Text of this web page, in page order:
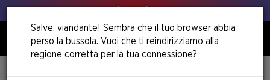
Salve, viandante! Sembra che il tuo browser abbia
perso la bussola. Vuoi che ti reindirizziamo alla
regione corretta per la tua connessione?